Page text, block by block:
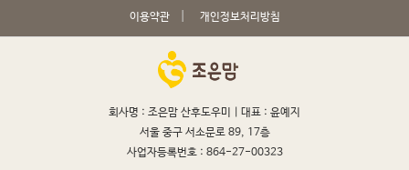
이용약관 개인정보처리방침
회사명 : 조은맘 산후도우미 | 대표 : 윤예지
서울 중구 서소문로 89, 17층
사업자등록번호 : 864-27-00323